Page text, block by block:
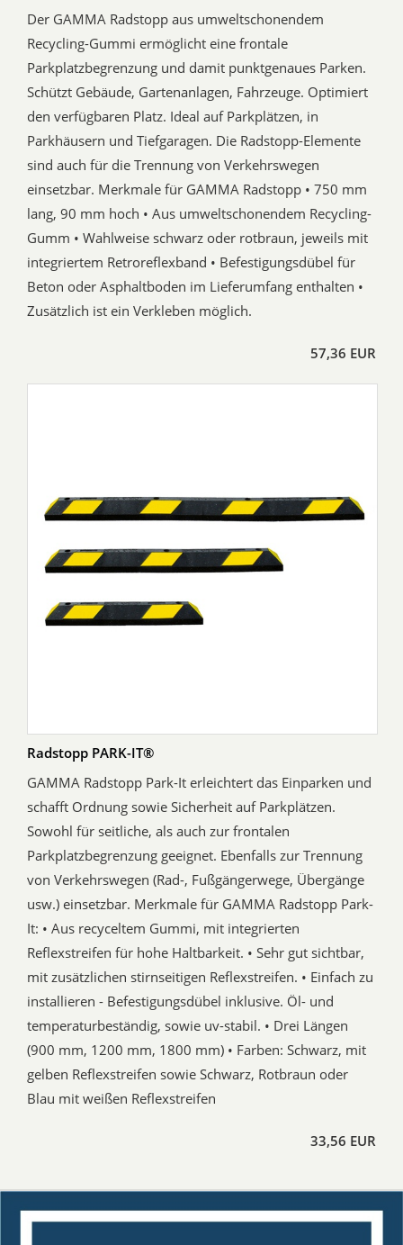
Der GAMMA Radstopp aus umweltschonendem
Recycling-Gummi ermöglicht eine frontale
Parkplatzbegrenzung und damit punktgenaues Parken.
Schützt Gebäude, Gartenanlagen, Fahrzeuge. Optimiert
den verfügbaren Platz. Ideal auf Parkplätzen, in
Parkhäusern und Tiefgaragen. Die Radstopp-Elemente
sind auch für die Trennung von Verkehrswegen
einsetzbar. Merkmale für GAMMA Radstopp • 750 mm
lang, 90 mm hoch • Aus umweltschonendem Recycling-
Gumm • Wahlweise schwarz oder rotbraun, jeweils mit
integriertem Retroreflexband • Befestigungsdübel für
Beton oder Asphaltboden im Lieferumfang enthalten •
Zusätzlich ist ein Verkleben möglich.
57,36 EUR
Radstopp PARK-IT®
GAMMA Radstopp Park-It erleichtert das Einparken und
schafft Ordnung sowie Sicherheit auf Parkplätzen.
Sowohl für seitliche, als auch zur frontalen
Parkplatzbegrenzung geeignet. Ebenfalls zur Trennung
von Verkehrswegen (Rad-, Fußgängerwege, Übergänge
usw.) einsetzbar. Merkmale für GAMMA Radstopp Park-
It: • Aus recyceltem Gummi, mit integrierten
Reflexstreifen für hohe Haltbarkeit. • Sehr gut sichtbar,
mit zusätzlichen stirnseitigen Reflexstreifen. • Einfach zu
installieren - Befestigungsdübel inklusive. Öl- und
temperaturbeständig, sowie uv-stabil. • Drei Längen
(900 mm, 1200 mm, 1800 mm) • Farben: Schwarz, mit
gelben Reflexstreifen sowie Schwarz, Rotbraun oder
Blau mit weißen Reflexstreifen
33,56 EUR